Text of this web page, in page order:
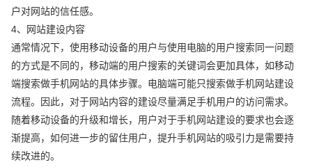
户对网站的信任感。
4、网站建设内容
通常情况下，使用移动设备的用户与使用电脑的用户搜索同一问题
的方式是不同的，移动端的用户搜索的关键词会更加具体，如移动
端搜索做手机网站的具体步骤。电脑端可能只搜索做手机网站建设
流程。因此，对于网站内容的建设尽量满足手机用户的访问需求。
随着移动设备的升级和增长，用户对于手机网站建设的要求也会逐
渐提高，如何进一步的留住用户，提升手机网站的吸引力是需要持
续改进的。